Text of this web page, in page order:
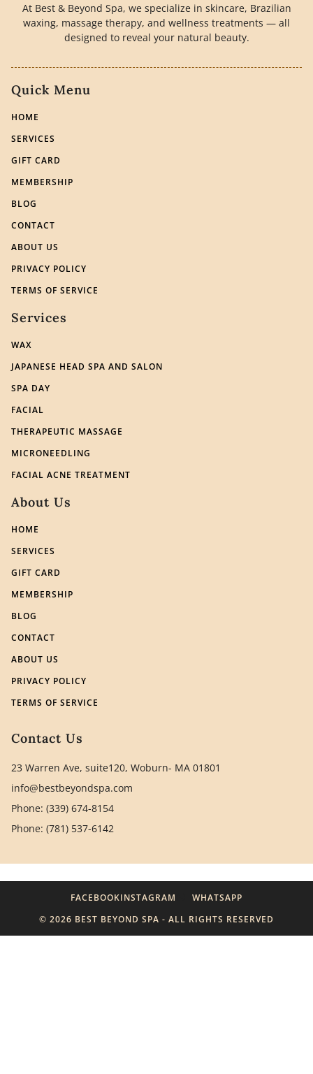
At Best & Beyond Spa, we specialize in skincare, Brazilian
waxing, massage therapy, and wellness treatments — all
designed to reveal your natural beauty.
Quick Menu
HOME
SERVICES
GIFT CARD
MEMBERSHIP
BLOG
CONTACT
ABOUT US
PRIVACY POLICY
TERMS OF SERVICE
Services
WAX
JAPANESE HEAD SPA AND SALON
SPA DAY
FACIAL
THERAPEUTIC MASSAGE
MICRONEEDLING
FACIAL ACNE TREATMENT
About Us
HOME
SERVICES
GIFT CARD
MEMBERSHIP
BLOG
CONTACT
ABOUT US
PRIVACY POLICY
TERMS OF SERVICE
Contact Us
23 Warren Ave, suite120, Woburn- MA 01801
info@bestbeyondspa.com
Phone: (339) 674-8154
Phone: (781) 537-6142
© 2026 BEST BEYOND SPA - ALL RIGHTS RESERVED
FACEBOOKINSTAGRAM WHATSAPP